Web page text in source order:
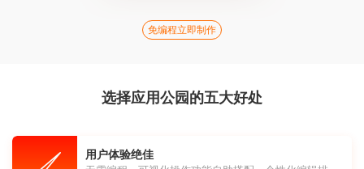
免编程立即制作
选择应用公园的五大好处
用户体验绝佳